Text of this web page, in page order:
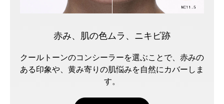
赤み、肌の色ムラ、ニキビ跡
クールトーンのコンシーラーを選ぶことで、赤みの
ある印象や、黄み寄りの肌悩みを自然にカバーしま
す。